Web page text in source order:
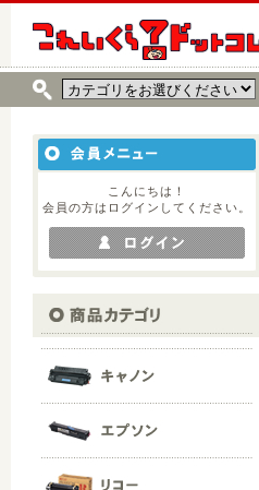
こんにちは！
会員の方はログインしてください。